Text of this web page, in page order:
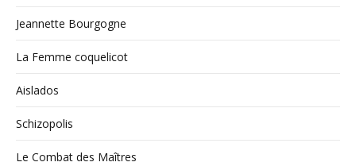
Jeannette Bourgogne
La Femme coquelicot
Aislados
Schizopolis
Le Combat des Maîtres